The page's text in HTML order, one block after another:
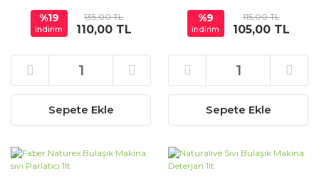
%19
indirim
135,00 TL
110,00 TL
Sepete Ekle
%9
indirim
115,00 TL
105,00 TL
Sepete Ekle